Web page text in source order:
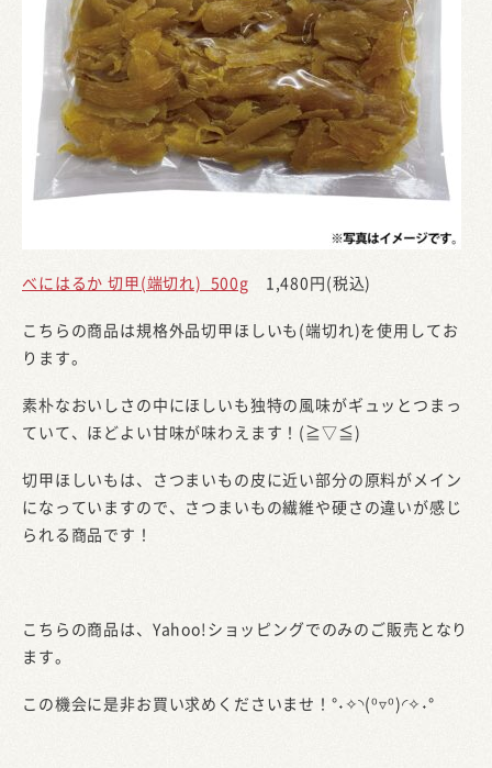
べにはるか 切甲(端切れ) 500g 1,480円(税込)
こちらの商品は規格外品切甲ほしいも(端切れ)を使用してお
ります。
素朴なおいしさの中にほしいも独特の風味がギュッとつまっ
ていて、ほどよい甘味が味わえます！(≧▽≦)
切甲ほしいもは、さつまいもの皮に近い部分の原料がメイン
になっていますので、さつまいもの繊維や硬さの違いが感じ
られる商品です！
こちらの商品は、Yahoo!ショッピングでのみのご販売となり
ます。
この機会に是非お買い求めくださいませ！°˖✧◝(⁰▿⁰)◜✧˖°